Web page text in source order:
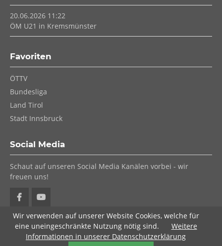
20.06.2026 11:22
ÖM U21 in Kremsmünster
Favoriten
Navigation
überspringen
ÖTTV
Bundesliga
Land Tirol
Stadt Innsbruck
Social Media
Schaut auf unseren Social Media Kanälen vorbei - wir
freuen uns!
© 2026 Tiroler Tischtennis-Verband
Wir verwenden auf unserer Website Cookies, welche für
eine uneingeschränkte Nutzung nötig sind.
Weitere
Informationen in unserer Datenschutzerklärung